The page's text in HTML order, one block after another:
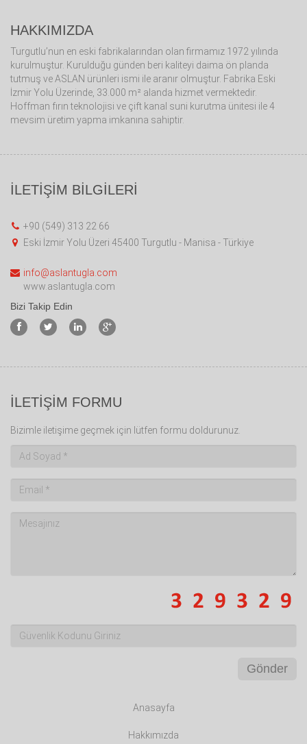
HAKKIMIZDA
Turgutlu’nun en eski fabrikalarından olan firmamız 1972 yılında
kurulmuştur. Kurulduğu günden beri kaliteyi daima ön planda
tutmuş ve ASLAN ürünleri ismi ile aranır olmuştur. Fabrika Eski
İzmir Yolu Üzerinde, 33.000 m² alanda hizmet vermektedir.
Hoffman fırın teknolojisi ve çift kanal suni kurutma ünitesi ile 4
mevsim üretim yapma imkanına sahiptir.
İLETİŞİM BİLGİLERİ
+90 (549) 313 22 66
Eski İzmir Yolu Üzeri 45400 Turgutlu - Manisa - Türkiye
info@aslantugla.com
www.aslantugla.com
Bizi Takip Edin
İLETİŞİM FORMU
Bizimle iletişime geçmek için lütfen formu doldurunuz.
Gönder
Anasayfa
Hakkımızda